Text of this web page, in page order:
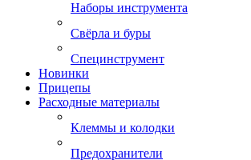
Наборы инструмента
Свёрла и буры
Специнструмент
Новинки
Прицепы
Расходные материалы
Клеммы и колодки
Предохранители